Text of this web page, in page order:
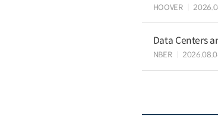
HOOVER
Data Centers
NBER